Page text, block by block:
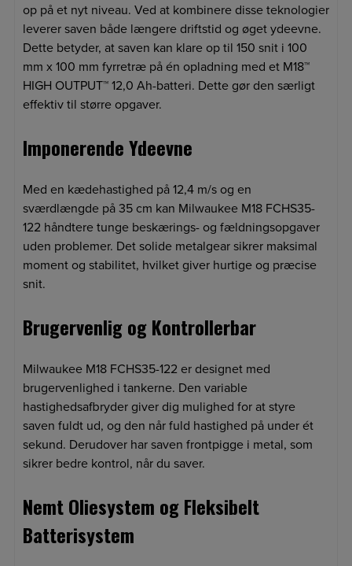
op på et nyt niveau. Ved at kombinere disse teknologier
leverer saven både længere driftstid og øget ydeevne.
Dette betyder, at saven kan klare op til 150 snit i 100
mm x 100 mm fyrretræ på én opladning med et M18™
HIGH OUTPUT™ 12,0 Ah-batteri. Dette gør den særligt
effektiv til større opgaver.
Imponerende Ydeevne
Med en kædehastighed på 12,4 m/s og en
sværdlængde på 35 cm kan Milwaukee M18 FCHS35-
122 håndtere tunge beskærings- og fældningsopgaver
uden problemer. Det solide metalgear sikrer maksimal
moment og stabilitet, hvilket giver hurtige og præcise
snit.
Brugervenlig og Kontrollerbar
Milwaukee M18 FCHS35-122 er designet med
brugervenlighed i tankerne. Den variable
hastighedsafbryder giver dig mulighed for at styre
saven fuldt ud, og den når fuld hastighed på under ét
sekund. Derudover har saven frontpigge i metal, som
sikrer bedre kontrol, når du saver.
Nemt Oliesystem og Fleksibelt
Batterisystem